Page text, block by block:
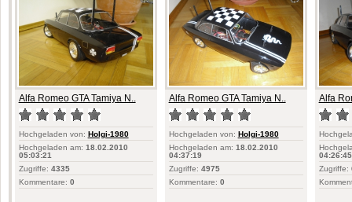
Alfa Romeo GTA Tamiya N..
Hochgeladen von: Holgi-1980
Hochgeladen am: 18.02.2010
05:03:21
Zugriffe: 4335
Kommentare: 0
Alfa Romeo GTA Tamiya N..
Hochgeladen von: Holgi-1980
Hochgeladen am: 18.02.2010
04:37:19
Zugriffe: 4975
Kommentare: 0
Alfa
04:26:45
Zugriffe: